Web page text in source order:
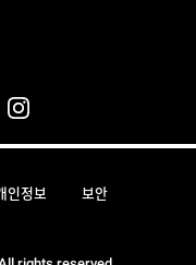
인정보 보안